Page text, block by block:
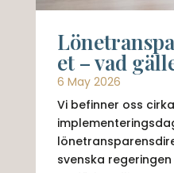
et – vad
6 May 2026
Vi befinner oss
svenska